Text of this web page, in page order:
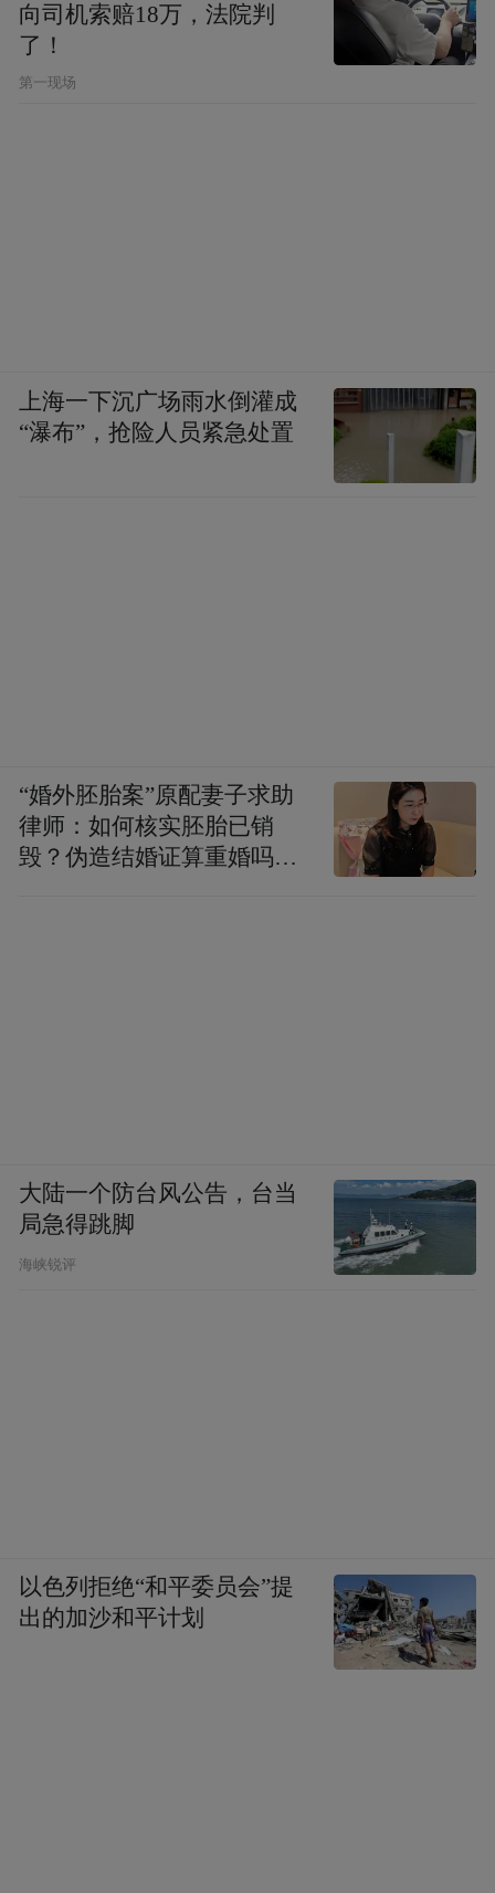
向司机索赔18万，法院判
了！
第一现场
上海一下沉广场雨水倒灌成
“瀑布”，抢险人员紧急处置
“婚外胚胎案”原配妻子求助
律师：如何核实胚胎已销
毁？伪造结婚证算重婚吗？
大陆一个防台风公告，台当
局急得跳脚
海峡锐评
以色列拒绝“和平委员会”提
出的加沙和平计划